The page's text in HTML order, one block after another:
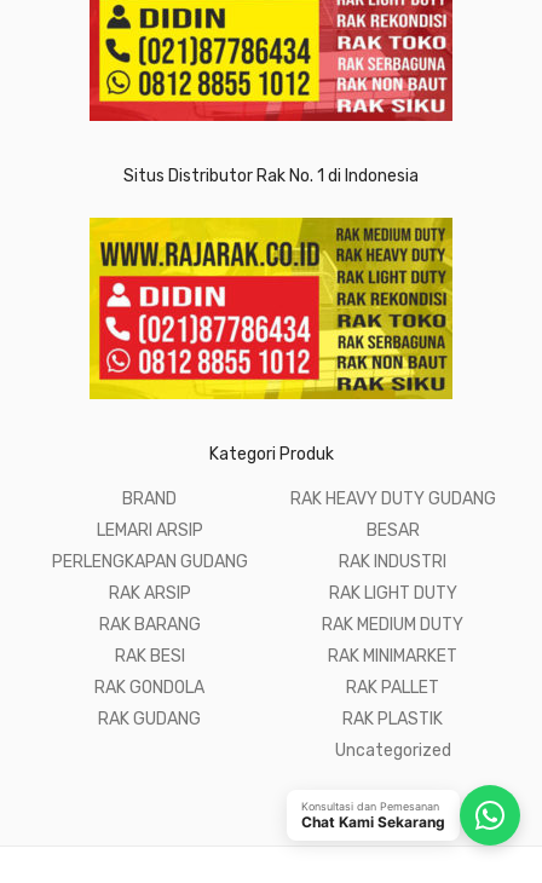
Situs Distributor Rak No. 1 di Indonesia
Kategori Produk
BRAND
LEMARI ARSIP
PERLENGKAPAN GUDANG
RAK ARSIP
RAK BARANG
RAK BESI
RAK GONDOLA
RAK GUDANG
RAK HEAVY DUTY GUDANG
BESAR
RAK INDUSTRI
RAK LIGHT DUTY
RAK MEDIUM DUTY
RAK MINIMARKET
RAK PALLET
RAK PLASTIK
Uncategorized
Konsultasi dan Pemesanan
Chat Kami Sekarang